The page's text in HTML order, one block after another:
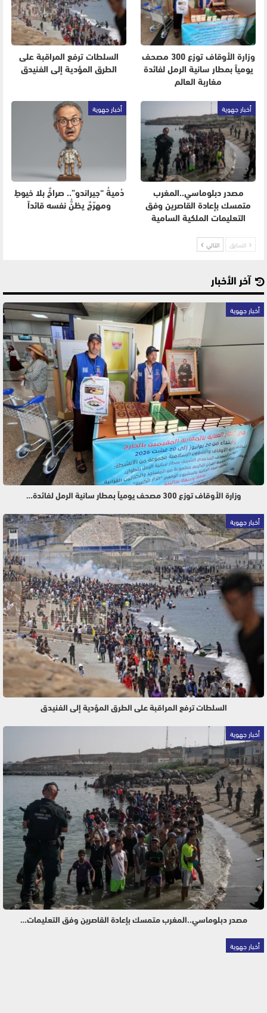
وزارة الأوقاف توزع 300 مصحف
يومياً بمطار سانية الرمل لفائدة
مغاربة العالم
السلطات ترفع المراقبة على
الطرق المؤدية إلى الفنيدق
أخبار جهوية
مصدر دبلوماسي..المغرب
متمسك بإعادة القاصرين وفق
التعليمات الملكية السامية
أخبار جهوية
دُميةُ “جيراندو”.. صراخٌ بلا خيوطٍ
ومهرّجٌ يظنُّ نفسه قائداً
السابق التالي
آخر الأخبار
أخبار جهوية
وزارة الأوقاف توزع 300 مصحف يومياً بمطار سانية الرمل لفائدة…
أخبار جهوية
السلطات ترفع المراقبة على الطرق المؤدية إلى الفنيدق
أخبار جهوية
مصدر دبلوماسي..المغرب متمسك بإعادة القاصرين وفق التعليمات…
أخبار جهوية